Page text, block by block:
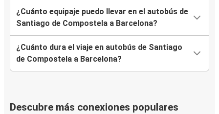
¿Cuánto equipaje puedo llevar en el autobús de
Santiago de Compostela a Barcelona?
¿Cuánto dura el viaje en autobús de Santiago
de Compostela a Barcelona?
Descubre más conexiones populares